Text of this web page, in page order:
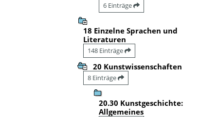
6 Einträge
18 Einzelne Sprachen und
Literaturen
148 Einträge
20 Kunstwissenschaften
8 Einträge
20.30 Kunstgeschichte:
Allgemeines